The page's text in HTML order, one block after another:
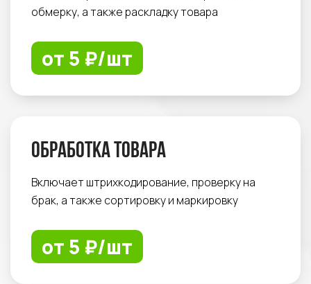
обмерку, а также раскладку товара
от 5 ₽/шт
Обработка товара
Включает штрихкодирование, проверку на
брак, а также сортировку и маркировку
от 5 ₽/шт